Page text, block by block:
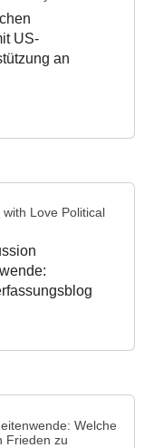
US-
an
Love Political
Welche
Frieden zu